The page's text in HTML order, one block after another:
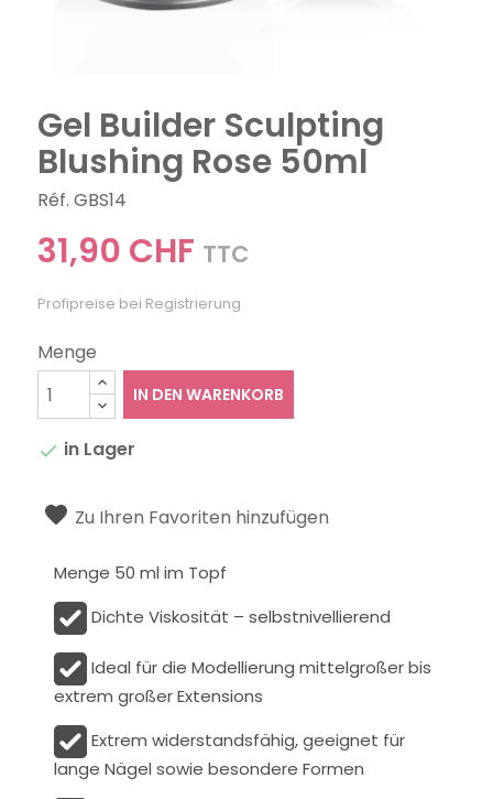
Gel Builder Sculpting
Blushing Rose 50ml
Réf. GBS14
31,90 CHF TTC
Profipreise bei Registrierung
Menge
IN DEN WARENKORB
 in Lager
Zu Ihren Favoriten hinzufügen
Menge 50 ml im Topf
Dichte Viskosität – selbstnivellierend
Ideal für die Modellierung mittelgroßer bis
extrem großer Extensions
Extrem widerstandsfähig, geeignet für
lange Nägel sowie besondere Formen